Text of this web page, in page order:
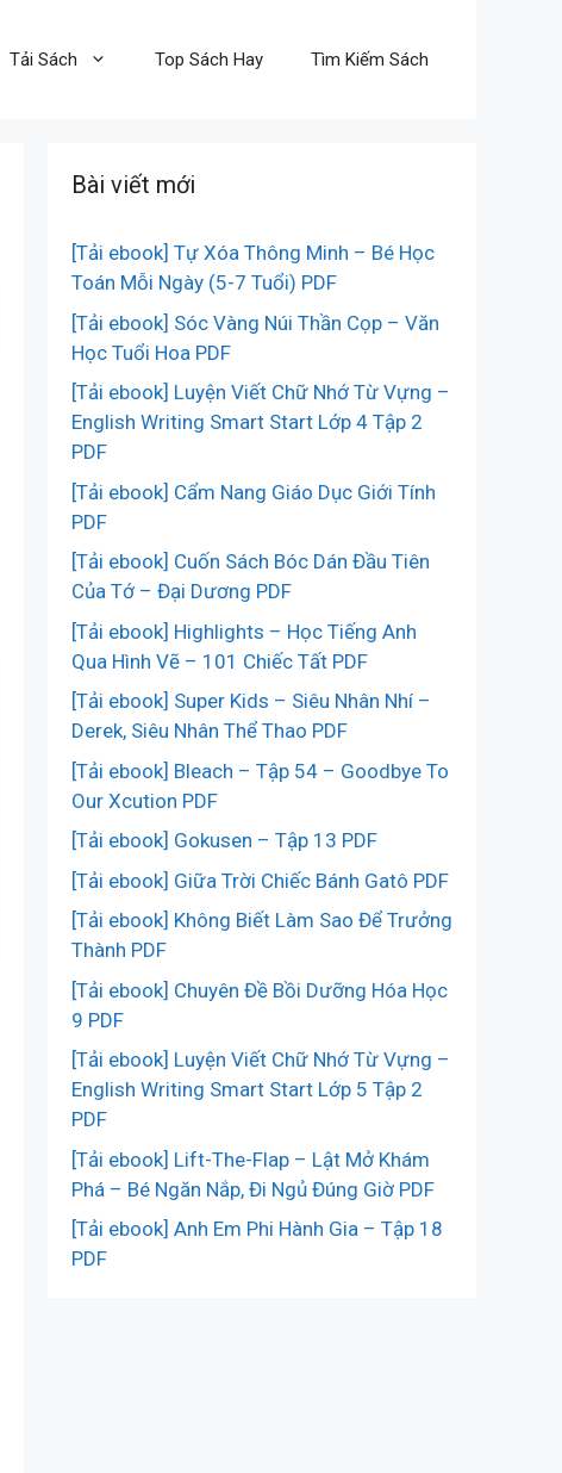
Tải Sách Top Sách Hay Tìm Kiếm Sách
Bài viết mới
[Tải ebook] Tự Xóa Thông Minh – Bé Học
Toán Mỗi Ngày (5-7 Tuổi) PDF
[Tải ebook] Sóc Vàng Núi Thần Cọp – Văn
Học Tuổi Hoa PDF
[Tải ebook] Luyện Viết Chữ Nhớ Từ Vựng –
English Writing Smart Start Lớp 4 Tập 2
PDF
[Tải ebook] Cẩm Nang Giáo Dục Giới Tính
PDF
[Tải ebook] Cuốn Sách Bóc Dán Đầu Tiên
Của Tớ – Đại Dương PDF
[Tải ebook] Highlights – Học Tiếng Anh
Qua Hình Vẽ – 101 Chiếc Tất PDF
[Tải ebook] Super Kids – Siêu Nhân Nhí –
Derek, Siêu Nhân Thể Thao PDF
[Tải ebook] Bleach – Tập 54 – Goodbye To
Our Xcution PDF
[Tải ebook] Gokusen – Tập 13 PDF
[Tải ebook] Giữa Trời Chiếc Bánh Gatô PDF
[Tải ebook] Không Biết Làm Sao Để Trưởng
Thành PDF
[Tải ebook] Chuyên Đề Bồi Dưỡng Hóa Học
9 PDF
[Tải ebook] Luyện Viết Chữ Nhớ Từ Vựng –
English Writing Smart Start Lớp 5 Tập 2
PDF
[Tải ebook] Lift-The-Flap – Lật Mở Khám
Phá – Bé Ngăn Nắp, Đi Ngủ Đúng Giờ PDF
[Tải ebook] Anh Em Phi Hành Gia – Tập 18
PDF